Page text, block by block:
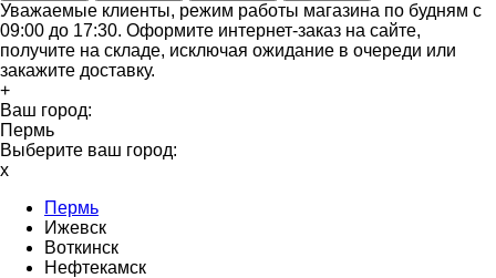
Уважаемые клиенты, режим работы магазина по будням с
09:00 до 17:30. Оформите интернет-заказ на сайте,
получите на складе, исключая ожидание в очереди или
закажите доставку.
+
Ваш город:
Пермь
Выберите ваш город:
x
Пермь
Ижевск
Воткинск
Нефтекамск